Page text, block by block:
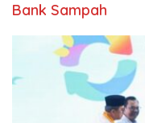
Bank Sampah